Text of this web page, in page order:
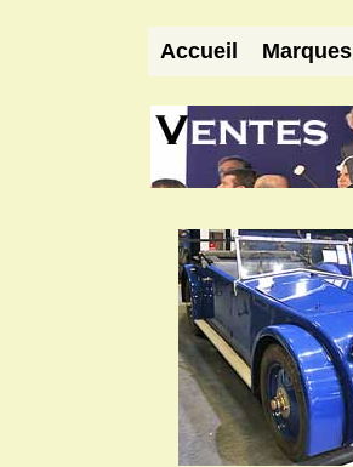
Accueil Marques